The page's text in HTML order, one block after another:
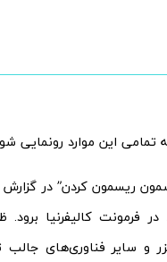
تمامی این موارد رونمایی
ریسمون کردن” در
در فرمونت کالیفرنیا
و سایر فناوری‌های